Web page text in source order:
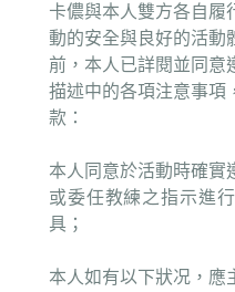
卡儂與本人雙方各自履
動的安全與良好的活動
前，本人已詳閱並同意
描述中的各項注意事項
款：
本人同意於活動時確實
或委任教練之指示進
具；
本人如有以下狀况，應